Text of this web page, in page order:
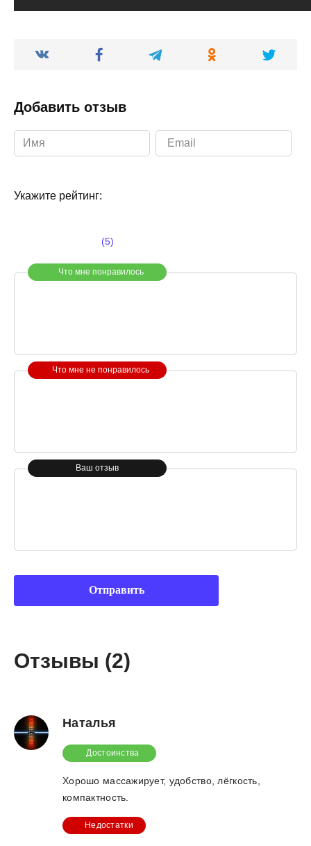
Добавить отзыв
Укажите рейтинг:
(5)
Что мне понравилось
Что мне не понравилось
Ваш отзыв
Отзывы (2)
Наталья
Достоинства
Хорошо массажирует, удобство, лёгкость,
компактность.
Недостатки